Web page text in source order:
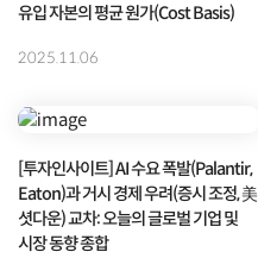
유입 자본의 평균 원가(Cost Basis)
2025.11.06
[투자인사이트] AI 수요 폭발(Palantir,
Eaton)과 거시 경제 우려(증시 조정, 美
셧다운) 교차: 오늘의 글로벌 기업 및
시장 동향 종합